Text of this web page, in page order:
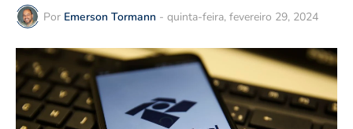
Por Emerson Tormann - quinta-feira, fevereiro 29, 2024